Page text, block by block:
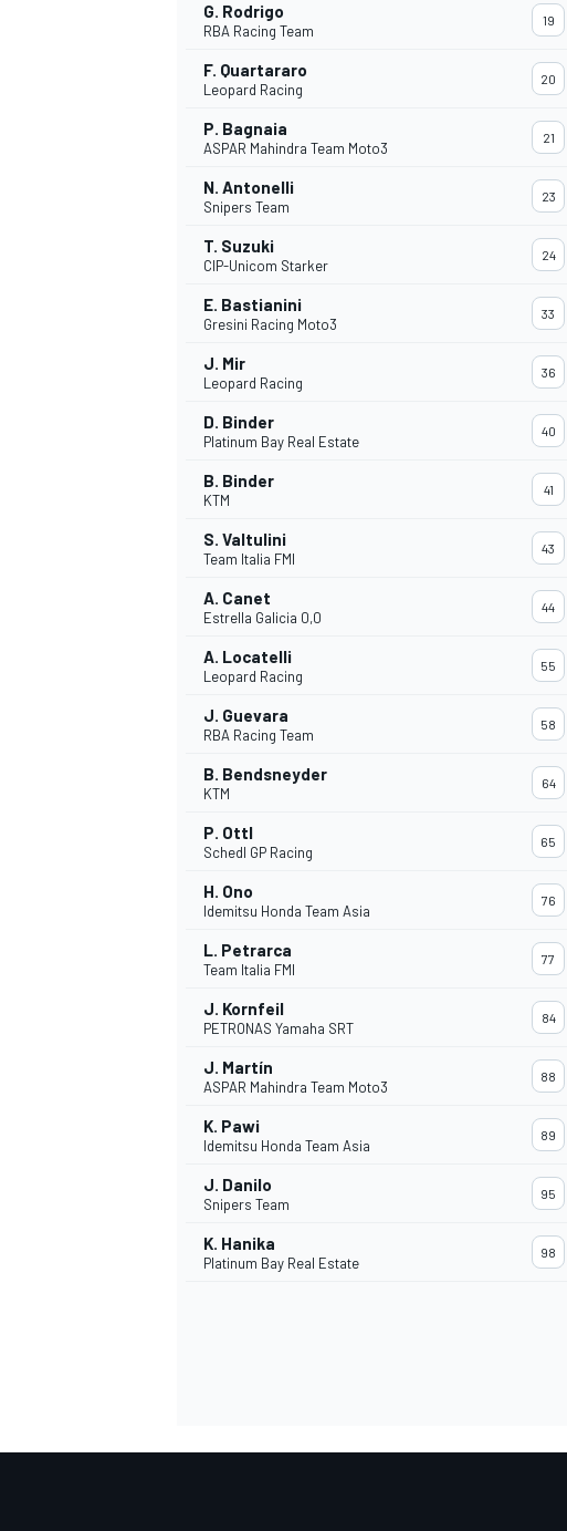
MÁS CATEGORÍAS
G. Rodrigo
RBA Racing Team
19
F. Quartararo
Leopard Racing
20
P. Bagnaia
ASPAR Mahindra Team Moto3
21
N. Antonelli
Snipers Team
23
T. Suzuki
CIP-Unicom Starker
24
E. Bastianini
Gresini Racing Moto3
33
J. Mir
Leopard Racing
36
D. Binder
Platinum Bay Real Estate
40
B. Binder
KTM
41
S. Valtulini
Team Italia FMI
43
A. Canet
Estrella Galicia 0,0
44
A. Locatelli
Leopard Racing
55
J. Guevara
RBA Racing Team
58
B. Bendsneyder
KTM
64
P. Ottl
Schedl GP Racing
65
H. Ono
Idemitsu Honda Team Asia
76
L. Petrarca
Team Italia FMI
77
J. Kornfeil
PETRONAS Yamaha SRT
84
J. Martín
ASPAR Mahindra Team Moto3
88
K. Pawi
Idemitsu Honda Team Asia
89
J. Danilo
Snipers Team
95
K. Hanika
Platinum Bay Real Estate
98